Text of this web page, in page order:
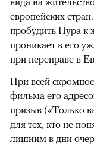
европейских
пробудить Нура к
проникает в его
при переправе в
При всей
фильма его
призыв («Только
для тех, кто не
лишним в дни